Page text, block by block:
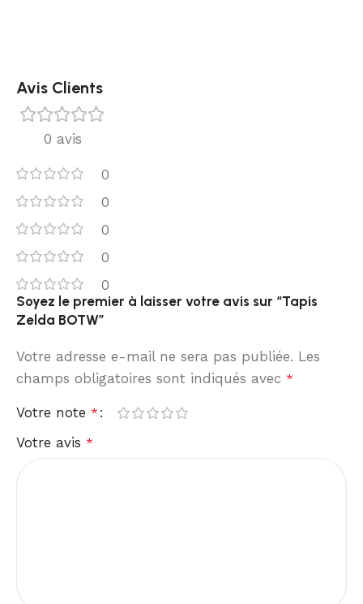
Avis Clients
0 avis
0
0
0
0
0
Soyez le premier à laisser votre avis sur “Tapis
Zelda BOTW”
Votre adresse e-mail ne sera pas publiée. Les
champs obligatoires sont indiqués avec *
Votre note *
Votre avis *